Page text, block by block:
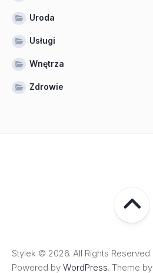
Uroda
Usługi
Wnętrza
Zdrowie
Stylek © 2026. All Rights Reserved.
Powered by WordPress. Theme by